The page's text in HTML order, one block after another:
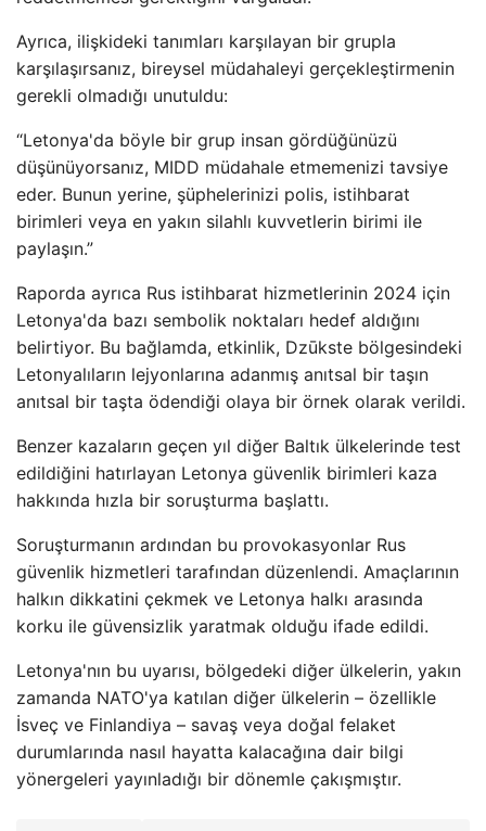
Ayrıca, ilişkideki tanımları karşılayan bir grupla
karşılaşırsanız, bireysel müdahaleyi gerçekleştirmenin
gerekli olmadığı unutuldu:
“Letonya'da böyle bir grup insan gördüğünüzü
düşünüyorsanız, MIDD müdahale etmemenizi tavsiye
eder. Bunun yerine, şüphelerinizi polis, istihbarat
birimleri veya en yakın silahlı kuvvetlerin birimi ile
paylaşın.”
Raporda ayrıca Rus istihbarat hizmetlerinin 2024 için
Letonya'da bazı sembolik noktaları hedef aldığını
belirtiyor. Bu bağlamda, etkinlik, Dzūkste bölgesindeki
Letonyalıların lejyonlarına adanmış anıtsal bir taşın
anıtsal bir taşta ödendiği olaya bir örnek olarak verildi.
Benzer kazaların geçen yıl diğer Baltık ülkelerinde test
edildiğini hatırlayan Letonya güvenlik birimleri kaza
hakkında hızla bir soruşturma başlattı.
Soruşturmanın ardından bu provokasyonlar Rus
güvenlik hizmetleri tarafından düzenlendi. Amaçlarının
halkın dikkatini çekmek ve Letonya halkı arasında
korku ile güvensizlik yaratmak olduğu ifade edildi.
Letonya'nın bu uyarısı, bölgedeki diğer ülkelerin, yakın
zamanda NATO'ya katılan diğer ülkelerin – özellikle
İsveç ve Finlandiya – savaş veya doğal felaket
durumlarında nasıl hayatta kalacağına dair bilgi
yönergeleri yayınladığı bir dönemle çakışmıştır.